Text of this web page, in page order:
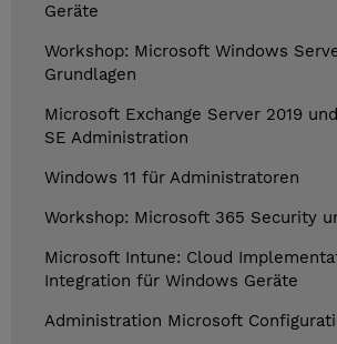
Geräte
Workshop: Microsoft Windows
Grundlagen
Microsoft Exchange Server 2019
SE Administration
Windows 11 für Administratoren
Workshop: Microsoft 365 Security
Microsoft Intune: Cloud
Integration für Windows Geräte
Administration Microsoft